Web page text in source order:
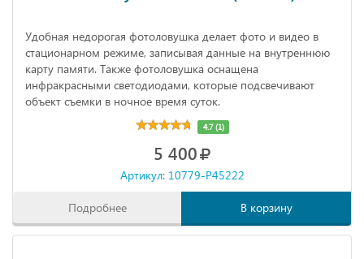
Удобная недорогая фотоловушка делает фото и видео в
стационарном режиме, записывая данные на внутреннюю
карту памяти. Также фотоловушка оснащена
инфракрасными светодиодами, которые подсвечивают
объект съемки в ночное время суток.
4.7 (1)
5 400
Артикул: 10779-P45222
Подробнее В корзину